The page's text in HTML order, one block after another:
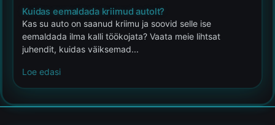
Kuidas eemaldada kriimud autolt?
Kas su auto on saanud kriimu ja soovid selle ise
eemaldada ilma kalli töökojata? Vaata meie lihtsat
juhendit, kuidas väiksemad...
Loe edasi